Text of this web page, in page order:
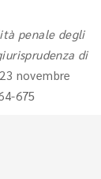
penale degli
di
novembre
675